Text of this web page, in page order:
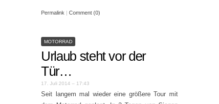
Permalink | Comment (0)
MOTORRAD
Urlaub steht vor der
Tür…
17. Juli 2014 – 17:43
Seit langem mal wieder eine größere Tour mit